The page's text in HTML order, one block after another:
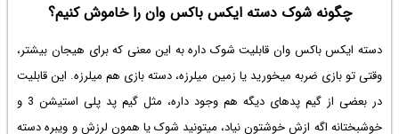
چگونه شوک دسته ایکس باکس وان را خاموش کنیم؟
دسته ایکس باکس وان قابلیت شوک داره به این معنی که برای هیجان بیشتر،
وقتی تو بازی ضربه میخورید یا زمین میلرزه، دسته بازی هم میلرزه. این قابلیت
در بعضی از گیم پدهای دیگه هم وجود داره، مثل گیم پد پلی استیشن 3 و
خوشبختانه اگه ازش خوشتون نیاد، میتونید شوک یا همون لرزش و ویبره دسته